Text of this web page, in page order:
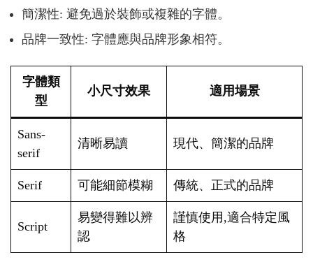
簡潔性: 避免過於裝飾或複雜的字體。
品牌一致性: 字體應與品牌形象相符。
字體類
型
小尺寸效果 適用場景
Sans-
serif
清晰易讀 現代、簡潔的品牌
Serif 可能細節模糊 傳統、正式的品牌
Script
易變得難以辨
認
謹慎使用,適合特定風
格